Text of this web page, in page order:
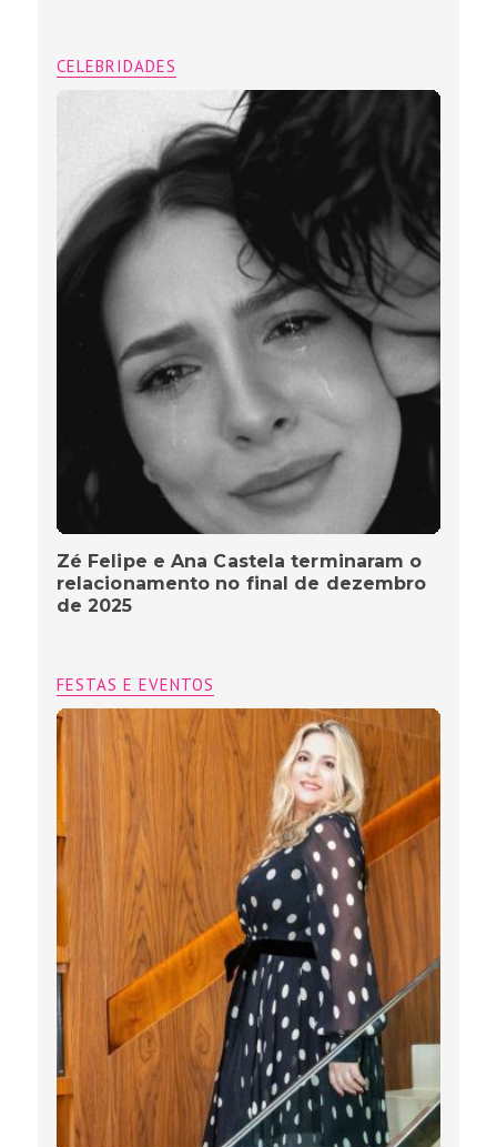
CELEBRIDADES
Zé Felipe e Ana Castela terminaram o
relacionamento no final de dezembro
de 2025
FESTAS E EVENTOS